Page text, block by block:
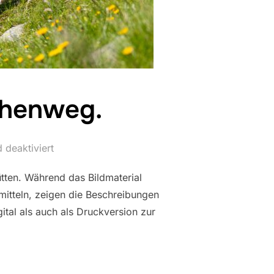
deaktiviert
Während das Bildmaterial
zeigen die Beschreibungen
als auch als Druckversion zur